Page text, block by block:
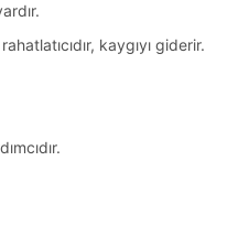
kaygıyı giderir.